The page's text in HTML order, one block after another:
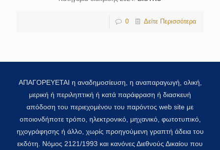
0 Δείτε Περισσότερα
ΑΠΑΓΟΡΕΥΕΤΑΙ η αναδημοσίευση, η αναπαραγωγή, ολική,
μερική ή περιληπτική ή κατά παράφραση ή διασκευή
απόδοση του περιεχομένου του παρόντος web site με
οποιονδήποτε τρόπο, ηλεκτρονικό, μηχανικό, φωτοτυπικό,
ηχογράφησης ή άλλο, χωρίς προηγούμενη γραπτή άδεια του
εκδότη. Νόμος 2121/1993 και κανόνες Διεθνούς Δικαίου που